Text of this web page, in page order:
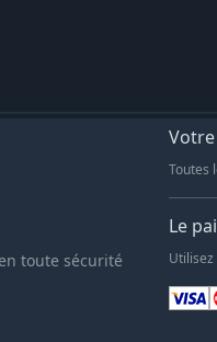
toute sécurité
Toutes
Le